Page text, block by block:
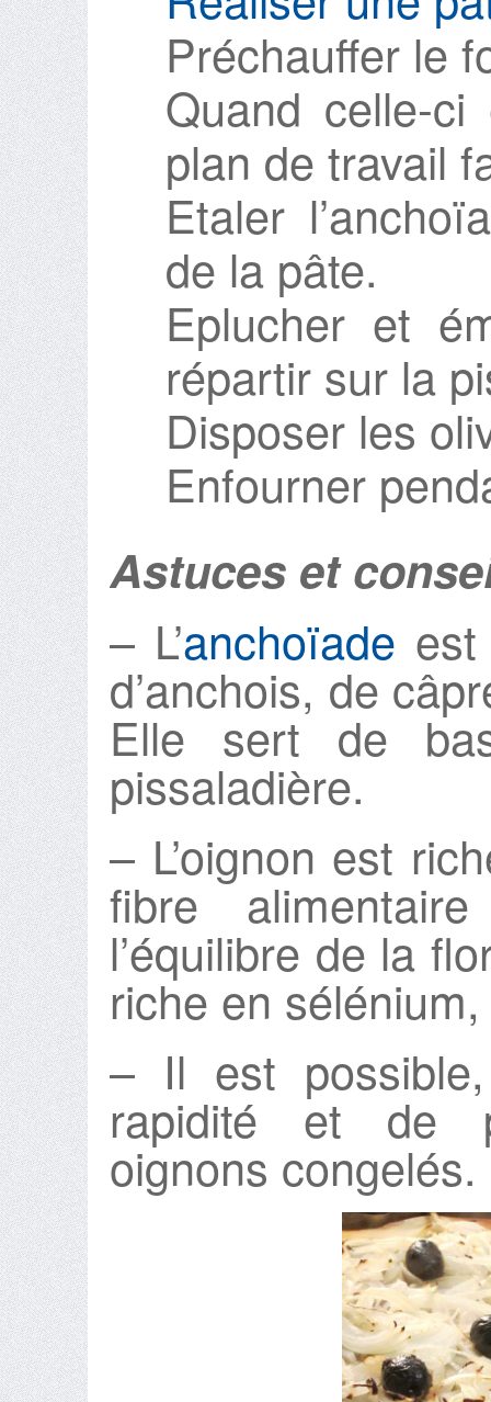
Préchauffer le
Quand celle-
plan de travail
Etaler
de la pâte.
Eplucher et
répartir sur la
Disposer les
Enfourner
Astuces et
– L’anchoïade
d’anchois, de
Elle sert de
pissaladière.
– L’oignon est
fibre
l’équilibre de la
riche en
– Il est
rapidité et de
oignons congelés.